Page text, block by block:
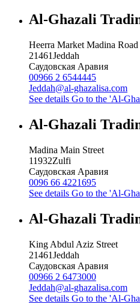
Al-Ghazali
Heerra Market Madina Road
21461Jeddah
Саудовская Аравия
00966 2 6544445
Jeddah@al-ghazalisa.com
See details Go to the 'Al-
Al-Ghazali
Madina Main Street
11932Zulfi
Саудовская Аравия
0096 66 4221695
See details Go to the 'Al-
Al-Ghazali
King Abdul Aziz Street
21461Jeddah
Саудовская Аравия
00966 2 6473000
Jeddah@al-ghazalisa.com
See details Go to the 'Al-